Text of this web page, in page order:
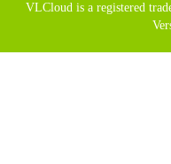
VLCloud is a registered